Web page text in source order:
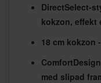
DirectSelect-
kokzon, effekt
18 cm kokzon
med slipad